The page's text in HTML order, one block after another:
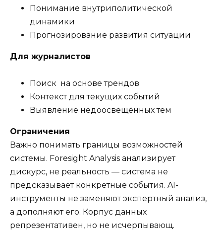
Понимание внутриполитической
динамики
Прогнозирование развития ситуации
Для журналистов
Поиск на основе трендов
Контекст для текущих событий
Выявление недоосвещённых тем
Ограничения
Важно понимать границы возможностей
системы. Foresight Analysis анализирует
дискурс, не реальность — система не
предсказывает конкретные события. AI-
инструменты не заменяют экспертный анализ,
а дополняют его. Корпус данных
репрезентативен, но не исчерпывающ.